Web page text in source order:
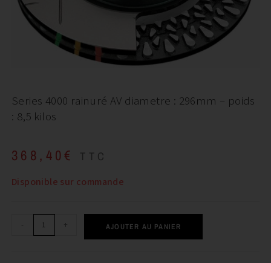
Series 4000 rainuré AV diametre : 296mm – poids
: 8,5 kilos
368,40 € TTC
Disponible sur commande
- + AJOUTER AU PANIER